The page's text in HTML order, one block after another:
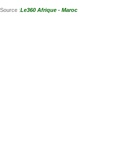
Source :Le360 Afrique - Maroc